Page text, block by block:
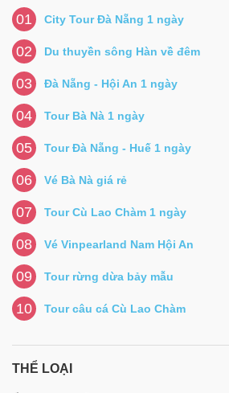
01 City Tour Đà Nẵng 1 ngày
02 Du thuyền sông Hàn về đêm
03 Đà Nẵng - Hội An 1 ngày
04 Tour Bà Nà 1 ngày
05 Tour Đà Nẵng - Huế 1 ngày
06 Vé Bà Nà giá rẻ
07 Tour Cù Lao Chàm 1 ngày
08 Vé Vinpearland Nam Hội An
09 Tour rừng dừa bảy mẫu
10 Tour câu cá Cù Lao Chàm
THỂ LOẠI